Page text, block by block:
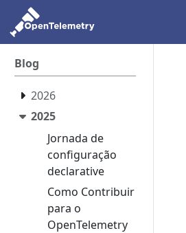
Blog
2026
2025
Jornada de
configuração
declarative
Como Contribuir
para o
OpenTelemetry